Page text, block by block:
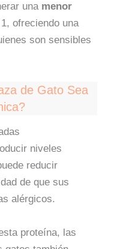
una menor
ofreciendo una
son sensibles
de Gato Sea
niveles
reducir
de que sus
alérgicos.
proteína, las